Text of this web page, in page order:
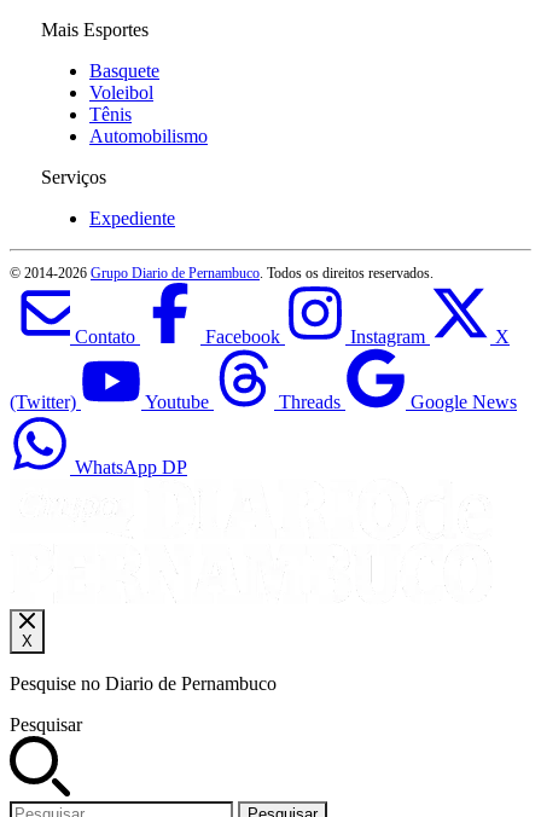
Mais Esportes
Basquete
Voleibol
Tênis
Automobilismo
Serviços
Expediente
© 2014-2026 Grupo Diario de Pernambuco . Todos os direitos reservados.
Contato Facebook Instagram X
(Twitter) Youtube Threads Google News
WhatsApp DP
X
Pesquise no Diario de Pernambuco
Pesquisar